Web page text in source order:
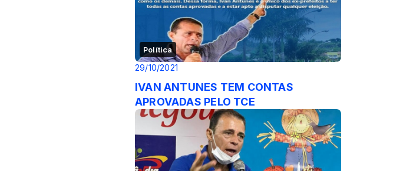
Política
29/10/2021
IVAN ANTUNES TEM CONTAS
APROVADAS PELO TCE